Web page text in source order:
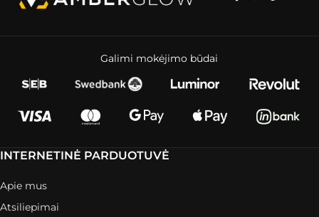
Galimi mokėjimo būdai
INTERNETINĖ PARDUOTUVĖ
Apie mus
Atsiliepimai